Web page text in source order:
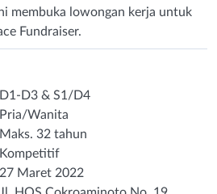
membuka lowongan kerja untuk
Fundraiser.
D1-D3 & S1/D4
Pria/Wanita
Maks. 32 tahun
Kompetitif
27 Maret 2022